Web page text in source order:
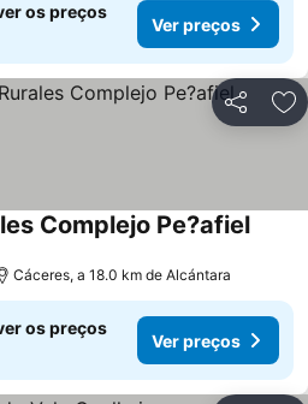
os preços
Ver preços
Partilhar
Complejo Pe?afiel
Cáceres, a 18.0 km de Alcántara
os preços
Ver preços